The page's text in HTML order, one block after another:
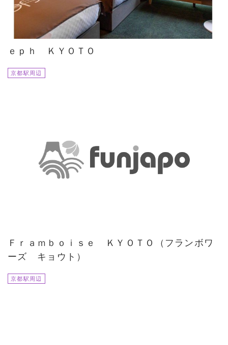
ｅｐｈ ＫＹＯＴＯ
京都駅周辺
Ｆｒａｍｂｏｉｓｅ ＫＹＯＴＯ（フランボワ
ーズ キョウト）
京都駅周辺